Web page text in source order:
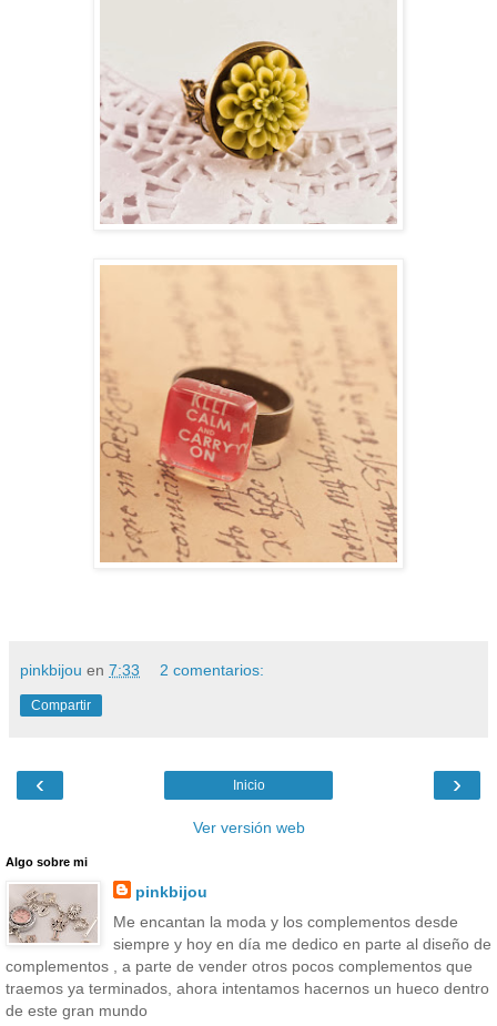
pinkbijou en 7:33 2 comentarios:
Compartir
‹ ›
Inicio
Ver versión web
Algo sobre mi
pinkbijou
Me encantan la moda y los complementos desde
siempre y hoy en día me dedico en parte al diseño de
complementos , a parte de vender otros pocos complementos que
traemos ya terminados, ahora intentamos hacernos un hueco dentro
de este gran mundo